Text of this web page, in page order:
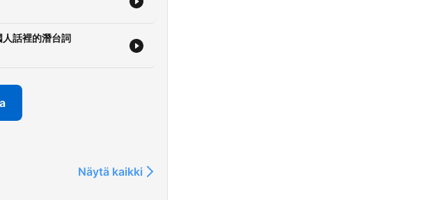
Firstory Hosting
話裡的潛台詞
Näytä kaikki